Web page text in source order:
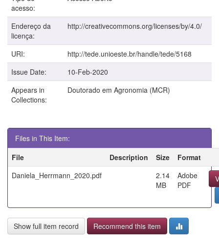
acesso:
Endereço da
licença:
http://creativecommons.org/licenses/by/4.0/
URI:
http://tede.unioeste.br/handle/tede/5168
Issue Date:
10-Feb-2020
Appears in
Collections:
Doutorado em Agronomia (MCR)
Files in This Item:
File
Description Size
Format
Daniela_Herrmann_2020.pdf
2.14
MB
Adobe
PDF
Show full item record Recommend this item